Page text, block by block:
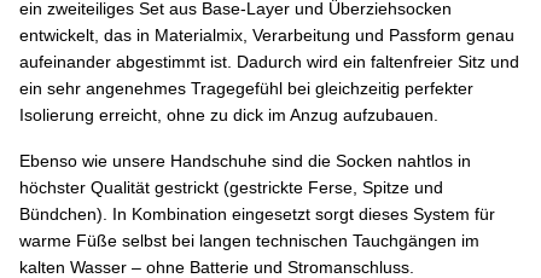
ein zweiteiliges Set aus Base-Layer und Überziehsocken
entwickelt, das in Materialmix, Verarbeitung und Passform genau
aufeinander abgestimmt ist. Dadurch wird ein faltenfreier Sitz und
ein sehr angenehmes Tragegefühl bei gleichzeitig perfekter
Isolierung erreicht, ohne zu dick im Anzug aufzubauen.
Ebenso wie unsere Handschuhe sind die Socken nahtlos in
höchster Qualität gestrickt (gestrickte Ferse, Spitze und
Bündchen). In Kombination eingesetzt sorgt dieses System für
warme Füße selbst bei langen technischen Tauchgängen im
kalten Wasser – ohne Batterie und Stromanschluss.